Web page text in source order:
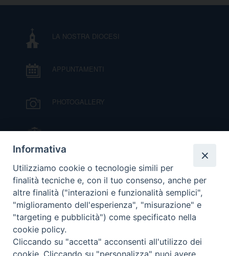
LA NOSTRA DIOCESI
APPUNTAMENTI
PHOTOGALLERY
IL VESCOVO MONS. ORAZIO FRANCESCO
PIAZZA
VIDEOGALLERY
ORARI S. MESSE
MODULISTICA
Informativa
Utilizziamo cookie o tecnologie simili per
finalità tecniche e, con il tuo consenso, anche per
altre finalità ("interazioni e funzionalità semplici",
"miglioramento dell'esperienza", "misurazione" e
"targeting e pubblicità") come specificato nella
cookie policy.
Cliccando su "accetta" acconsenti all'utilizzo dei